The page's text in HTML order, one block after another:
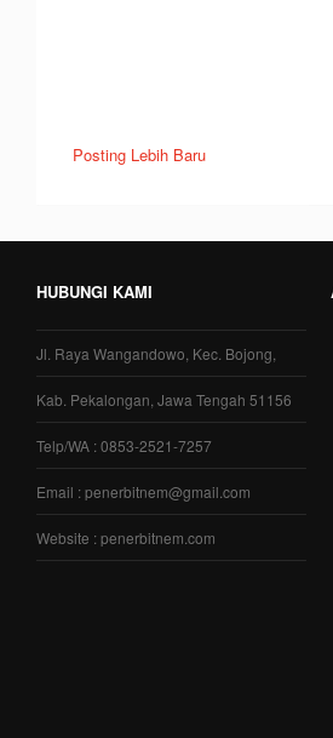
Posting Lebih Baru
HUBUNGI KAMI
Jl. Raya Wangandowo, Kec. Bojong,
Kab. Pekalongan, Jawa Tengah 51156
Telp/WA : 0853-2521-7257
Email : penerbitnem@gmail.com
Website : penerbitnem.com